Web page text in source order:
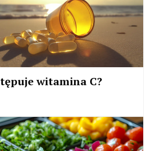
witamina C?